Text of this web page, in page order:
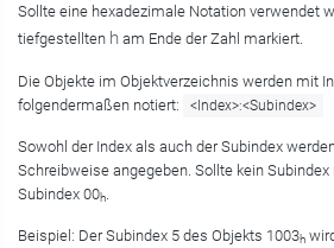
Sollte eine hexadezimale Notation verwendet
tiefgestellten h am Ende der Zahl markiert.
Die Objekte im Objektverzeichnis werden mit
folgendermaßen notiert:
<Index>:<Subindex>
Sowohl der Index als auch der Subindex
Schreibweise angegeben. Sollte kein
Subindex 00h
Beispiel: Der Subindex 5 des Objekts 1003h